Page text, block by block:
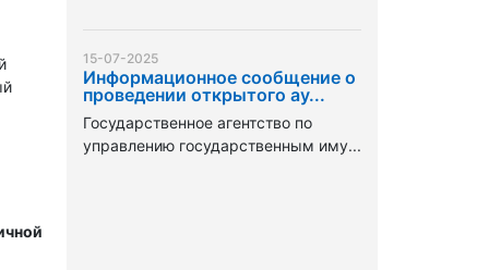
15-07-2025
Информационное сообщение о
проведении открытого ау...
Государственное агентство по
управлению государственным иму...